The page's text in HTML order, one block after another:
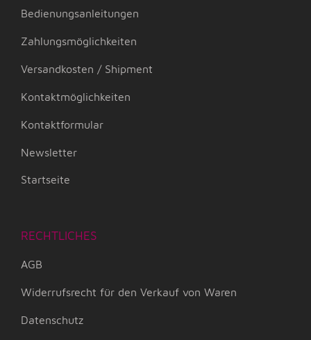
Bedienungsanleitungen
Zahlungsmöglichkeiten
Versandkosten / Shipment
Kontaktmöglichkeiten
Kontaktformular
Newsletter
Startseite
RECHTLICHES
AGB
Widerrufsrecht für den Verkauf von Waren
Datenschutz